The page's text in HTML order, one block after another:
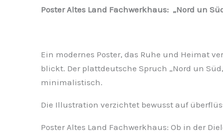
Poster Altes Land Fachwerkhaus: „Nord un
Ein modernes Poster, das Ruhe und Heimat
blickt. Der plattdeutsche Spruch „Nord un
minimalistisch.
Die Illustration verzichtet bewusst auf
Poster Altes Land Fachwerkhaus: Ob in der